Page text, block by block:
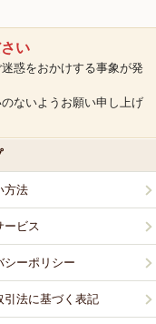
い
惑をおかけする事象が発
ないようお願い申し上げ
方法
ービス
シーポリシー
引法に基づく表記